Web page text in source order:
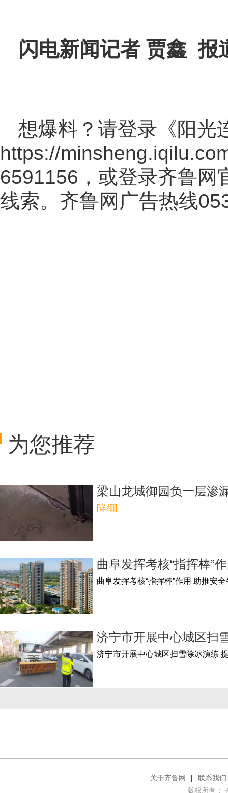
闪电新闻记者 贾鑫 报
想爆料？请登录《阳光
https://
6591156，或登录齐鲁网
线索。齐鲁网广告热线
为您推荐
梁山龙城御园负一层渗
[详细]
曲阜发挥考核“指挥棒”
曲阜发挥考核“指挥棒”作用 助推安
济宁市开展中心城区扫
济宁市开展中心城区扫雪除冰演练
关于齐鲁网 |
联系我们
版权所有：